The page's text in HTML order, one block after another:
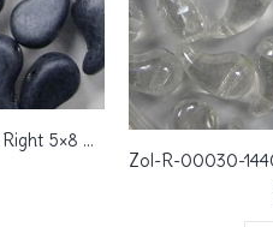
Zol-R-23980-84400 Zoliduo Right 5×8 mm Jet Hematite Matted